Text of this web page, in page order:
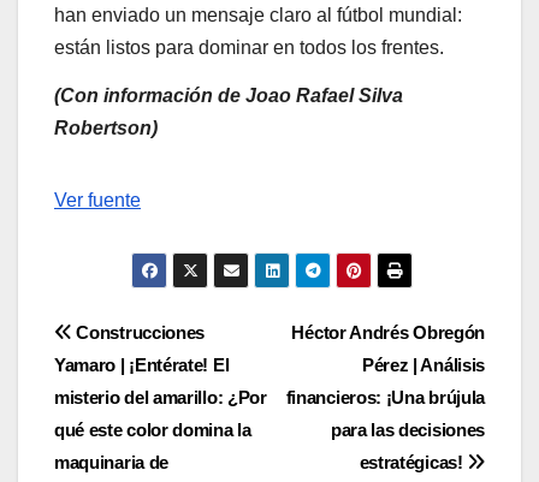
han enviado un mensaje claro al fútbol mundial:
están listos para dominar en todos los frentes.
(Con información de Joao Rafael Silva
Robertson)
Navegación
entradas
Ver fuente
Navegación
de
entradas
Héctor Andrés Obregón
Pérez | Análisis
financieros: ¡Una brújula
para las decisiones
estratégicas!
Construcciones
Yamaro | ¡Entérate! El
misterio del amarillo: ¿Por
qué este color domina la
maquinaria de